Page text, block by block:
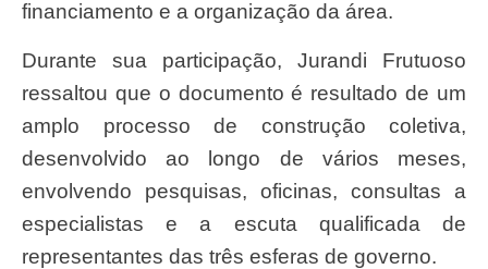
financiamento e a organização da área.
Durante sua participação, Jurandi Frutuoso
ressaltou que o documento é resultado de um
amplo processo de construção coletiva,
desenvolvido ao longo de vários meses,
envolvendo pesquisas, oficinas, consultas a
especialistas e a escuta qualificada de
representantes das três esferas de governo.